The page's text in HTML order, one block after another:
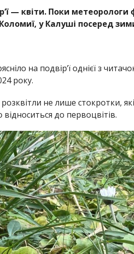
— квіти. Поки
у Калуші посеред
на подвір’ї однієї з
року.
не лише стокротки,
до первоцвітів.